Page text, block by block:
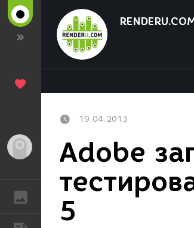
Гость
19.04.2013
Adobe
5